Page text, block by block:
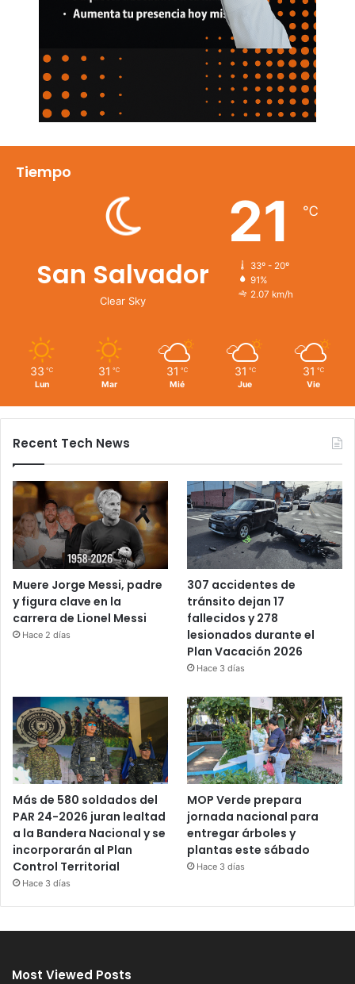
Tiempo
San Salvador
Clear Sky
21 ℃
33º - 20º
91%
2.07 km/h
33 ℃
Lun
31 ℃
Mar
31 ℃
Mié
31 ℃
Jue
31 ℃
Vie
Recent Tech News
Muere Jorge Messi, padre
y figura clave en la
carrera de Lionel Messi
Hace 2 días
307 accidentes de
tránsito dejan 17
fallecidos y 278
lesionados durante el
Plan Vacación 2026
Hace 3 días
Más de 580 soldados del
PAR 24-2026 juran lealtad
a la Bandera Nacional y se
incorporarán al Plan
Control Territorial
Hace 3 días
MOP Verde prepara
jornada nacional para
entregar árboles y
plantas este sábado
Hace 3 días
Most Viewed Posts